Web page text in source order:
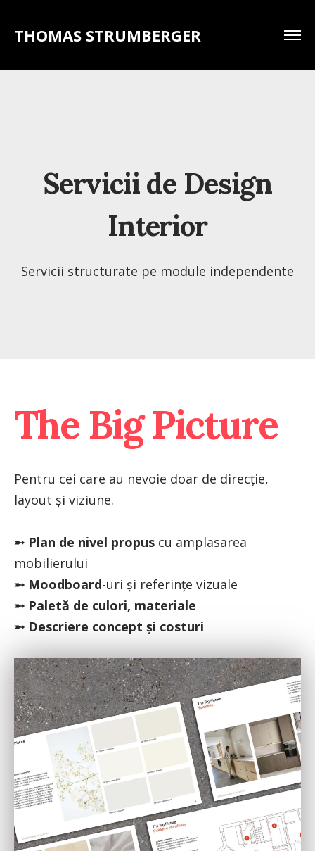
THOMAS STRUMBERGER
Servicii de Design
Interior
Servicii structurate pe module independente
The Big Picture
Pentru cei care au nevoie doar de direcție,
layout și viziune.
➵ Plan de nivel propuscu amplasarea
mobilierului
➵ Moodboard-uri și referințe vizuale
➵ Paletă de culori, materiale
➵ Descriere concept și costuri